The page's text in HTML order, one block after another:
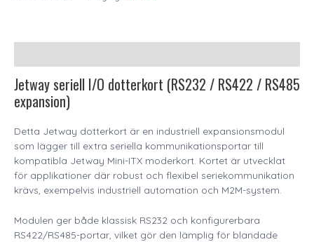
Jetway seriell I/O dotterkort (RS232 / RS422 / RS485
expansion)
Detta Jetway dotterkort är en industriell expansionsmodul
som lägger till extra seriella kommunikationsportar till
kompatibla Jetway Mini-ITX moderkort. Kortet är utvecklat
för applikationer där robust och flexibel seriekommunikation
krävs, exempelvis industriell automation och M2M-system.
Modulen ger både klassisk RS232 och konfigurerbara
RS422/RS485-portar, vilket gör den lämplig för blandade